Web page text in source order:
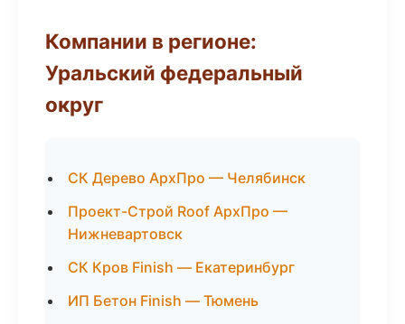
Компании в регионе:
Уральский федеральный
округ
СК Дерево АрхПро — Челябинск
Проект-Строй Roof АрхПро —
Нижневартовск
СК Кров Finish — Екатеринбург
ИП Бетон Finish — Тюмень